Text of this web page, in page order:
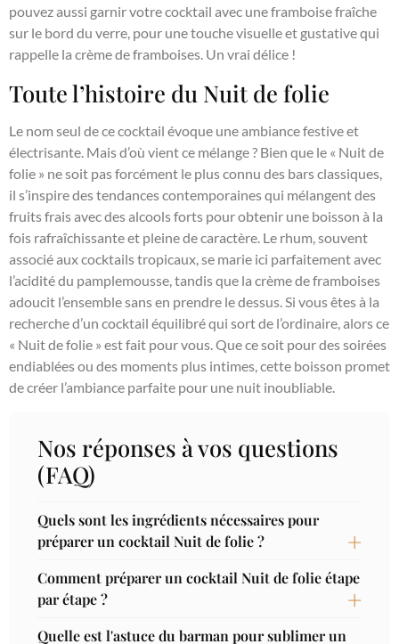
pouvez aussi garnir votre cocktail avec une framboise fraîche
sur le bord du verre, pour une touche visuelle et gustative qui
rappelle la crème de framboises. Un vrai délice !
Toute l’histoire du Nuit de folie
Le nom seul de ce cocktail évoque une ambiance festive et
électrisante. Mais d’où vient ce mélange ? Bien que le « Nuit de
folie » ne soit pas forcément le plus connu des bars classiques,
il s’inspire des tendances contemporaines qui mélangent des
fruits frais avec des alcools forts pour obtenir une boisson à la
fois rafraîchissante et pleine de caractère. Le rhum, souvent
associé aux cocktails tropicaux, se marie ici parfaitement avec
l’acidité du pamplemousse, tandis que la crème de framboises
adoucit l’ensemble sans en prendre le dessus. Si vous êtes à la
recherche d’un cocktail équilibré qui sort de l’ordinaire, alors ce
« Nuit de folie » est fait pour vous. Que ce soit pour des soirées
endiablées ou des moments plus intimes, cette boisson promet
de créer l’ambiance parfaite pour une nuit inoubliable.
Nos réponses à vos questions
(FAQ)
Quels sont les ingrédients nécessaires pour
préparer un cocktail Nuit de folie ?
Comment préparer un cocktail Nuit de folie étape
par étape ?
Quelle est l'astuce du barman pour sublimer un